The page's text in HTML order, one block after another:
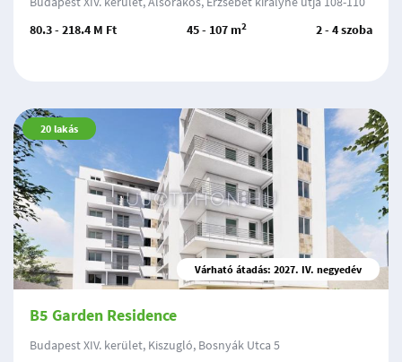
80.3 - 218.4 M Ft
45 - 107 m2 2 - 4 szoba
20 lakás
Várható átadás: 2027. IV. negyedév
B5 Garden Residence
Budapest XIV. kerület, Kiszugló, Bosnyák Utca 5